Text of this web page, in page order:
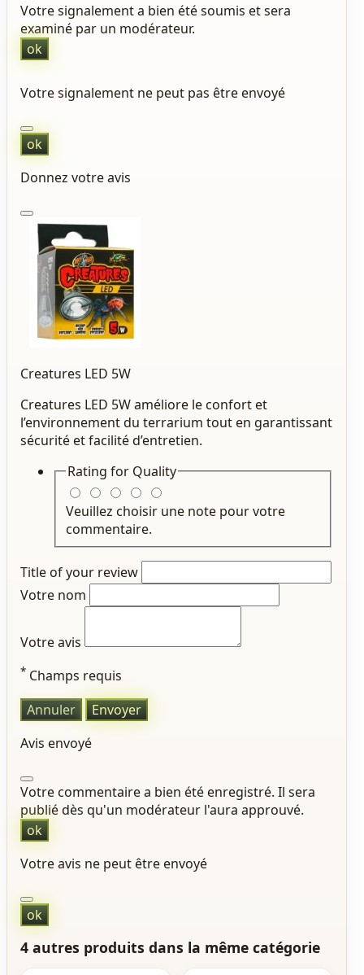
Votre signalement a bien été soumis et sera
examiné par un modérateur.
ok
Votre signalement ne peut pas être envoyé
ok
Donnez votre avis
Creatures LED 5W
Creatures LED 5W améliore le confort et
l’environnement du terrarium tout en garantissant
sécurité et facilité d’entretien.
Rating for Quality
Veuillez choisir une note pour votre
commentaire.
Title of your review
Votre nom
Votre avis
* Champs requis
Annuler
Envoyer
Avis envoyé
Votre commentaire a bien été enregistré. Il sera
publié dès qu'un modérateur l'aura approuvé.
ok
Votre avis ne peut être envoyé
ok
4 autres produits dans la même catégorie